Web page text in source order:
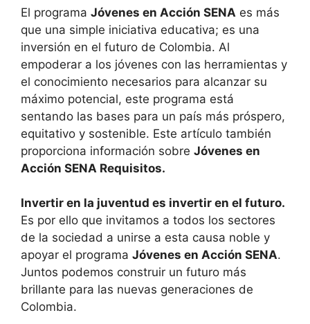
El programa Jóvenes en Acción SENA es más
que una simple iniciativa educativa; es una
inversión en el futuro de Colombia. Al
empoderar a los jóvenes con las herramientas y
el conocimiento necesarios para alcanzar su
máximo potencial, este programa está
sentando las bases para un país más próspero,
equitativo y sostenible. Este artículo también
proporciona información sobre Jóvenes en
Acción SENA Requisitos.
Invertir en la juventud es invertir en el futuro.
Es por ello que invitamos a todos los sectores
de la sociedad a unirse a esta causa noble y
apoyar el programa Jóvenes en Acción SENA.
Juntos podemos construir un futuro más
brillante para las nuevas generaciones de
Colombia.